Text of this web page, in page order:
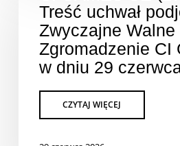
Treść uchwał
Zwyczajne Walne
Zgromadzenie CI
w dniu 29